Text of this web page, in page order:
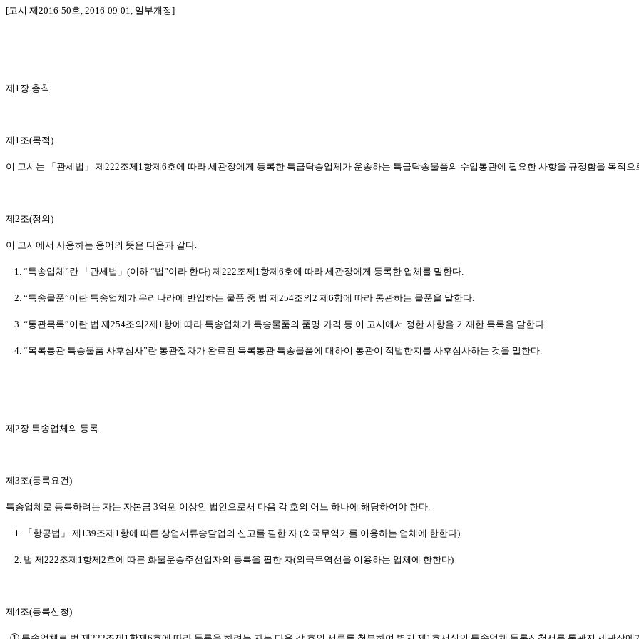
[고시 제2016-50호, 2016-09-01, 일부개정]
제1장 총칙
제1조(목적)
이 고시는 「관세법」 제222조제1항제6호에 따라 세관장에게 등록한 특급탁송업체가 운송하는 특급탁송물품의 수입통관에 필요한 사항을 규정함을 목적으
제2조(정의)
이 고시에서 사용하는 용어의 뜻은 다음과 같다.
1. “특송업체”란 「관세법」(이하 “법”이라 한다) 제222조제1항제6호에 따라 세관장에게 등록한 업체를 말한다.
2. “특송물품”이란 특송업체가 우리나라에 반입하는 물품 중 법 제254조의2 제6항에 따라 통관하는 물품을 말한다.
3. “통관목록”이란 법 제254조의2제1항에 따라 특송업체가 특송물품의 품명·가격 등 이 고시에서 정한 사항을 기재한 목록을 말한다.
4. “목록통관 특송물품 사후심사”란 통관절차가 완료된 목록통관 특송물품에 대하여 통관이 적법한지를 사후심사하는 것을 말한다.
제2장 특송업체의 등록
제3조(등록요건)
특송업체로 등록하려는 자는 자본금 3억원 이상인 법인으로서 다음 각 호의 어느 하나에 해당하여야 한다.
1. 「항공법」 제139조제1항에 따른 상업서류송달업의 신고를 필한 자 (외국무역기를 이용하는 업체에 한한다)
2. 법 제222조제1항제2호에 따른 화물운송주선업자의 등록을 필한 자(외국무역선을 이용하는 업체에 한한다)
제4조(등록신청)